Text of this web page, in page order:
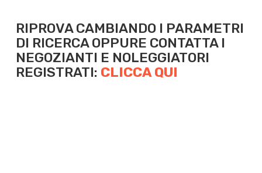
RIPROVA CAMBIANDO I PARAMETRI
DI RICERCA OPPURE CONTATTA I
NEGOZIANTI E NOLEGGIATORI
REGISTRATI: CLICCA QUI